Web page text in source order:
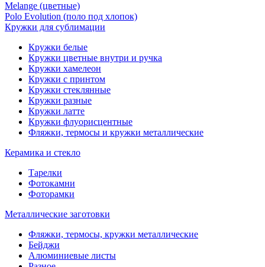
Melange (цветные)
Polo Evolution (поло под хлопок)
Кружки для сублимации
Кружки белые
Кружки цветные внутри и ручка
Кружки хамелеон
Кружки c принтом
Кружки стеклянные
Кружки разные
Кружки латте
Кружки флуорисцентные
Фляжки, термосы и кружки металлические
Керамика и стекло
Тарелки
Фотокамни
Фоторамки
Металлические заготовки
Фляжки, термосы, кружки металлические
Бейджи
Алюминиевые листы